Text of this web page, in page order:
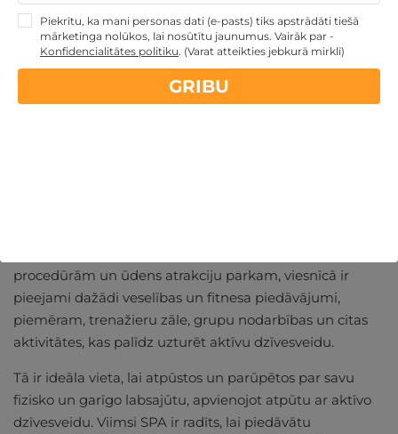
procedūrām un ūdens atrakciju parkam, viesnīcā ir
pieejami dažādi veselības un fitnesa piedāvājumi,
piemēram, trenažieru zāle, grupu nodarbības un citas
aktivitātes, kas palīdz uzturēt aktīvu dzīvesveidu.
Tā ir ideāla vieta, lai atpūstos un parūpētos par savu
fizisko un garīgo labsajūtu, apvienojot atpūtu ar aktīvo
dzīvesveidu. Viimsi SPA ir radīts, lai piedāvātu
Piekrītu, ka mani personas dati (e-pasts) tiks apstrādāti tiešā
mārketinga nolūkos, lai nosūtītu jaunumus. Vairāk par -
Konfidencialitātes politiku. (Varat atteikties jebkurā mirklī)
GRIBU